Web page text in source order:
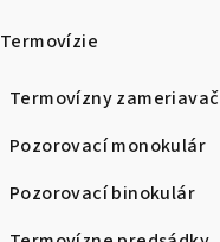
Termovízie
Termovízny zameriavač
Pozorovací monokulár
Pozorovací binokulár